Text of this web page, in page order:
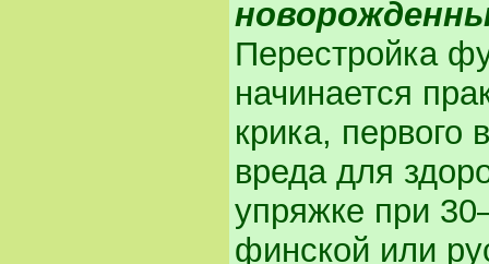
Перестройка
начинается
крика, первого
вреда для
упряжке при
финской или